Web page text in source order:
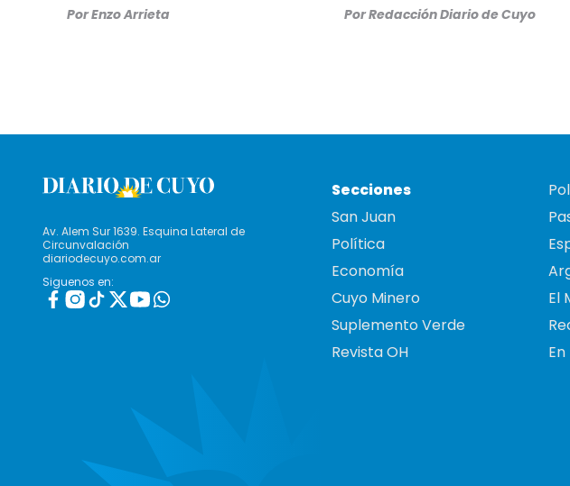
PorEnzo Arrieta PorRedacción Diario de Cuyo
Av. Alem Sur 1639. Esquina Lateral de
Circunvalación
diariodecuyo.com.ar
Siguenos en:
Secciones
San Juan
Política
Economía
Cuyo Minero
Suplemento Verde
Revista OH
El